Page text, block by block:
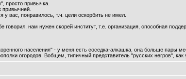
просто привычка.
привычней.
у вас, понравилось, т.ч. цели оскорбить не имел.
говорил, нам нужен скорей институт, т.е. организация, способная
населения" - у меня есть соседка-алкашка, она больше пары
огородов. Вобщем, типичный представитель "русских негров",